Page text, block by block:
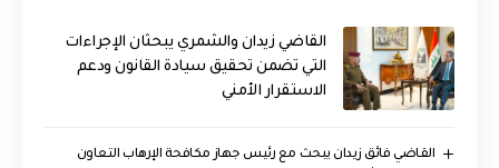
القاضي زيدان والشمري يبحثان الإجراءات
التي تضمن تحقيق سيادة القانون ودعم
الاستقرار الأمني
القاضي فائق زيدان يبحث مع رئيس جهاز مكافحة الإرهاب التعاون